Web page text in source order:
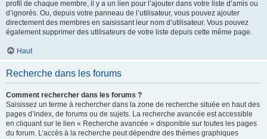
profil de chaque membre, il y a un lien pour l’ajouter dans votre liste d’amis ou
d’ignorés. Ou, depuis votre panneau de l’utilisateur, vous pouvez ajouter
directement des membres en saisissant leur nom d’utilisateur. Vous pouvez
également supprimer des utilisateurs de votre liste depuis cette même page.
Haut
Recherche dans les forums
Comment rechercher dans les forums ?
Saisissez un terme à rechercher dans la zone de recherche située en haut des
pages d’index, de forums ou de sujets. La recherche avancée est accessible
en cliquant sur le lien « Recherche avancée » disponible sur toutes les pages
du forum. L’accès à la recherche peut dépendre des thèmes graphiques